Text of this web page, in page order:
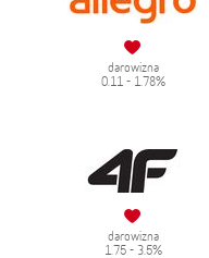
darowizna
0.11 - 1.78%
darowizna
1.75 - 3.5%